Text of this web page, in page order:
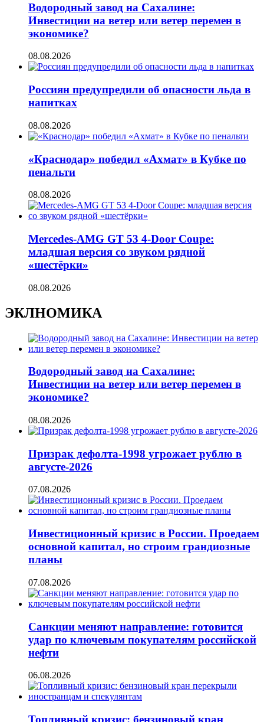
Водородный завод на Сахалине:
Инвестиции на ветер или ветер перемен в
экономике?
08.08.2026
Россиян предупредили об опасности льда в
напитках
08.08.2026
«Краснодар» победил «Ахмат» в Кубке по
пенальти
08.08.2026
Mercedes-AMG GT 53 4-Door Coupe:
младшая версия со звуком рядной
«шестёрки»
08.08.2026
ЭКЛНОМИКА
Водородный завод на Сахалине:
Инвестиции на ветер или ветер перемен в
экономике?
08.08.2026
Призрак дефолта-1998 угрожает рублю в
августе-2026
07.08.2026
Инвестиционный кризис в России. Проедаем
основной капитал, но строим грандиозные
планы
07.08.2026
Санкции меняют направление: готовится
удар по ключевым покупателям российской
нефти
06.08.2026
Топливный кризис: бензиновый кран